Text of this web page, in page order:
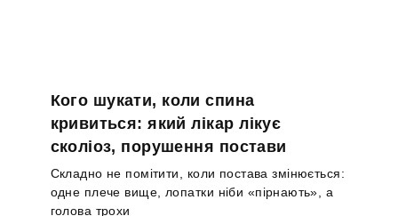
Кого шукати, коли спина
кривиться: який лікар лікує
сколіоз, порушення постави
Складно не помітити, коли постава змінюється:
одне плече вище, лопатки ніби «пірнають», а
голова трохи